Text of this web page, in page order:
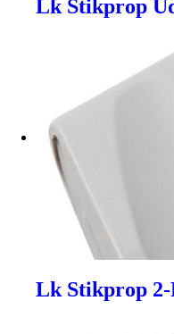
Lk Stikprop
Lk Stikprop